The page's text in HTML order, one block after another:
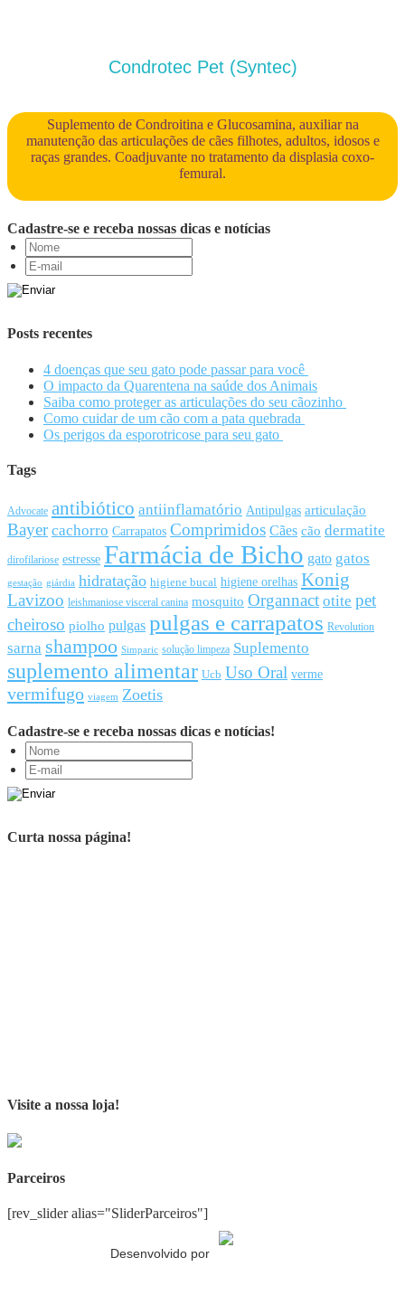
Condrotec Pet (Syntec)
Suplemento de Condroitina e Glucosamina, auxiliar na
manutenção das articulações de cães filhotes, adultos, idosos e
raças grandes. Coadjuvante no tratamento da displasia coxo-
femural.
Cadastre-se e receba nossas dicas e notícias
Posts recentes
4 doenças que seu gato pode passar para você
O impacto da Quarentena na saúde dos Animais
Saiba como proteger as articulações do seu cãozinho
Como cuidar de um cão com a pata quebrada
Os perigos da esporotricose para seu gato
Tags
Advocate antibiótico antiinflamatório Antipulgas articulação
Bayer cachorro Carrapatos Comprimidos Cães cão dermatite
dirofilariose estresse Farmácia de Bicho gato gatos
gestação giárdia hidratação higiene bucal higiene orelhas Konig
Lavizoo leishmaniose visceral canina mosquito Organnact otite pet
cheiroso piolho pulgas pulgas e carrapatos Revolution
sarna shampoo Simparic solução limpeza Suplemento
suplemento alimentar Ucb Uso Oral verme
vermifugo viagem Zoetis
Cadastre-se e receba nossas dicas e notícias!
Curta nossa página!
Visite a nossa loja!
Parceiros
[rev_slider alias="SliderParceiros"]
Desenvolvido por